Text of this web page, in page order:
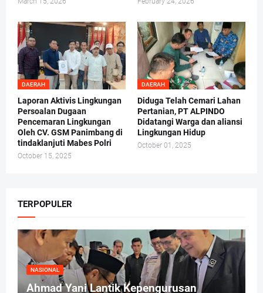
DAERAH
Laporan Aktivis Lingkungan
Persoalan Dugaan
Pencemaran Lingkungan
Oleh CV. GSM Panimbang di
tindaklanjuti Mabes Polri
October 15, 2025
DAERAH
Diduga Telah Cemari Lahan
Pertanian, PT ALPINDO
Didatangi Warga dan aliansi
Lingkungan Hidup
October 01, 2025
TERPOPULER
NASIONAL
Ahmad Yani Lantik Kepengurusan